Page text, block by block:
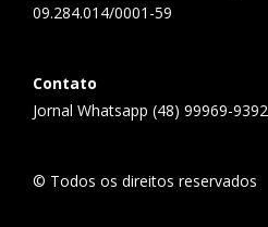
09.284.014/0001-59
Contato
Jornal Whatsapp (48) 99969-9392
© Todos os direitos reservados